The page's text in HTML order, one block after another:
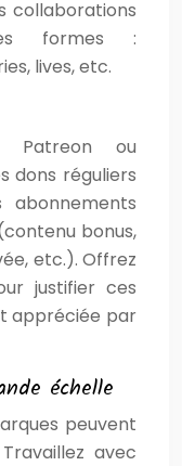
collaborations
formes :
lives, etc.
Patreon ou
dons réguliers
abonnements
bonus,
etc.). Offrez
justifier ces
appréciée par
échelle
peuvent
avec